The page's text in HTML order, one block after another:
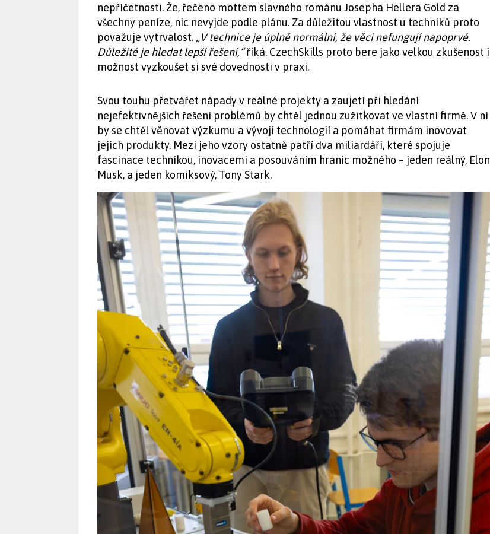
nepříčetnosti. Že, řečeno mottem slavného románu Josepha Hellera Gold za
všechny peníze, nic nevyjde podle plánu. Za důležitou vlastnost u techniků proto
považuje vytrvalost. „V technice je úplně normální, že věci nefungují napoprvé.
Důležité je hledat lepší řešení,“říká. CzechSkills proto bere jako velkou zkušenost i
možnost vyzkoušet si své dovednosti v praxi.
Svou touhu přetvářet nápady v reálné projekty a zaujetí při hledání
nejefektivnějších řešení problémů by chtěl jednou zužitkovat ve vlastní firmě. V ní
by se chtěl věnovat výzkumu a vývoji technologií a pomáhat firmám inovovat
jejich produkty. Mezi jeho vzory ostatně patří dva miliardáři, které spojuje
fascinace technikou, inovacemi a posouváním hranic možného – jeden reálný, Elon
Musk, a jeden komiksový, Tony Stark.